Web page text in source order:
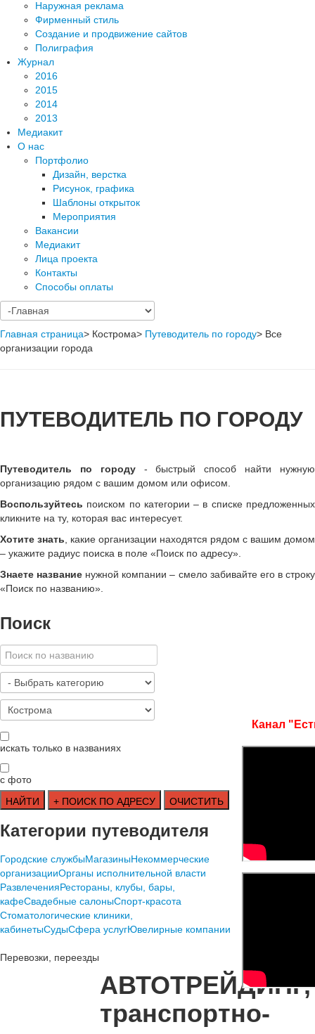
Наружная реклама
Фирменный стиль
Создание и продвижение сайтов
Полиграфия
Журнал
2016
2015
2014
2013
Медиакит
О нас
Портфолио
Дизайн, верстка
Рисунок, графика
Шаблоны открыток
Мероприятия
Вакансии
Медиакит
Лица проекта
Контакты
Способы оплаты
Главная страница> Кострома> Путеводитель по городу> Все
организации города
ПУТЕВОДИТЕЛЬ ПО ГОРОДУ
Путеводитель по городу- быстрый способ найти нужную
организацию рядом с вашим домом или офисом.
Воспользуйтесь поиском по категории – в списке предложенных
кликните на ту, которая вас интересует.
Хотите знать , какие организации находятся рядом с вашим домом
– укажите радиус поиска в поле «Поиск по адресу».
Знаете название нужной компании – смело забивайте его в строку
«Поиск по названию»
Поиск
искать только в названиях
с фото
Категории путеводителя
Городские службыМагазиныНекоммерческие
организацииОрганы исполнительной власти
РазвлеченияРестораны, клубы, бары,
кафеСвадебные салоныСпорт-красота
Стоматологические клиники,
кабинетыСудыСфера услугЮвелирные компании
Перевозки, переезды
АВТОТРЕЙДИНГ,
транспортно-
Канал